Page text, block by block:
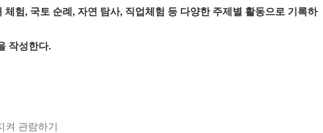
험, 국토 순례, 자연 탐사, 직업체험 등 다양한 주제별 활동으로 기록하
작성한다.
켜 관람하기